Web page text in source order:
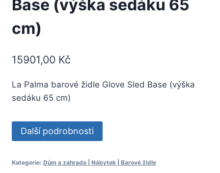
Base (výška sedáku 65
cm)
15901,00 Kč
La Palma barové židle Glove Sled Base (výška
sedáku 65 cm)
Další podrobnosti
Kategorie: Dům a zahrada | Nábytek | Barové židle